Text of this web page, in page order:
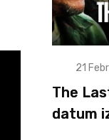
21
The
datum